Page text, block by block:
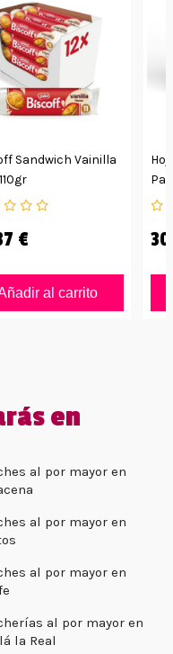
Sandwich Vainilla
€
al carrito
en
al por mayor en
al por mayor en
al por mayor en
al por mayor en
la Real